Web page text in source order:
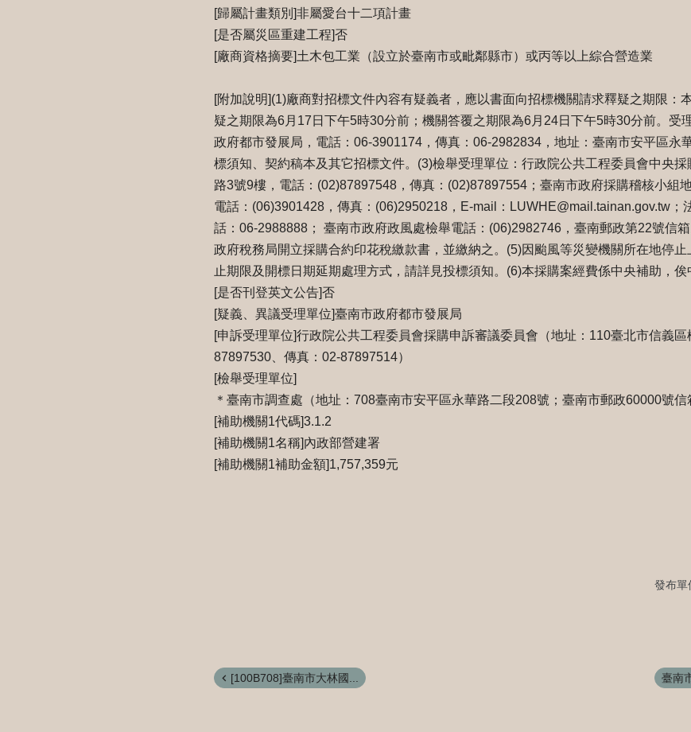
[歸屬計畫類別]非屬愛台十二項計畫
[是否屬災區重建工程]否
[廠商資格摘要]土木包工業（設立於臺南市或毗鄰縣市）或丙等以上綜合營造業
[附加說明](1)廠商對招標文件內容有疑義者，應以書面向招標機關請求釋疑之期限：
疑之期限為6月17日下午5時30分前；機關答覆之期限為6月24日下午5時30分前。受
政府都市發展局，電話：06-3901174，傳真：06-2982834，地址：臺南市安平區永
標須知、契約稿本及其它招標文件。(3)檢舉受理單位：行政院公共工程委員會中央
路3號9樓，電話：(02)87897548，傳真：(02)87897554；臺南市政府採購稽核小組
電話：(06)3901428，傳真：(06)2950218，E-mail：LUWHE@mail.tainan.gov.tw；
話：06-2988888； 臺南市政府政風處檢舉電話：(06)2982746，臺南郵政第22號信
政府稅務局開立採購合約印花稅繳款書，並繳納之。(5)因颱風等災變機關所在地停
止期限及開標日期延期處理方式，請詳見投標須知。(6)本採購案經費係中央補助，俟
[是否刊登英文公告]否
[疑義、異議受理單位]臺南市政府都市發展局
[申訴受理單位]行政院公共工程委員會採購申訴審議委員會（地址：110臺北市信義
87897530、傳真：02-87897514）
[檢舉受理單位]
＊臺南市調查處（地址：708臺南市安平區永華路二段208號；臺南市郵政60000號信
[補助機關1代碼]3.1.2
[補助機關1名稱]內政部營建署
[補助機關1補助金額]1,757,359元
發布單
[100B708]臺南市大林國... 臺南